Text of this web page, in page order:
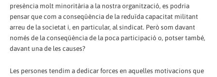
presència molt minoritària a la nostra organització, es podria
pensar que com a conseqüència de la reduïda capacitat militant
arreu de la societat i, en particular, al sindicat. Però som davant
només de la conseqüència de la poca participació o, potser també,
davant una de les causes?
Les persones tendim a dedicar forces en aquelles motivacions que